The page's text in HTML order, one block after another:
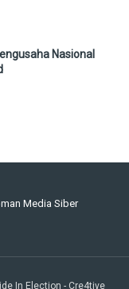
Nasional
Media Siber
In Election - Cre4tive